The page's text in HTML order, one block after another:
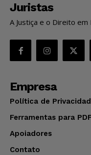
Juristas
A Justiça e o Direito em
Empresa
Política de
Ferramentas para
Apoiadores
Contato